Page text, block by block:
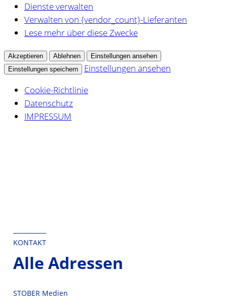
Dienste verwalten
Verwalten von {vendor_count}-Lieferanten
Lese mehr über diese Zwecke
Akzeptieren Ablehnen
Einstellungen ansehen
Einstellungen speichern
Einstellungen ansehen
Cookie-Richtlinie
Datenschutz
IMPRESSUM
KONTAKT
Alle Adressen
STOBER Medien